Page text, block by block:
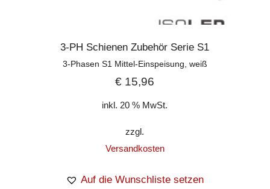
3-PH Schienen Zubehör Serie S1
3-Phasen S1 Mittel-Einspeisung, weiß
€ 15,96
inkl. 20 % MwSt.
zzgl.
Versandkosten
Auf die Wunschliste setzen